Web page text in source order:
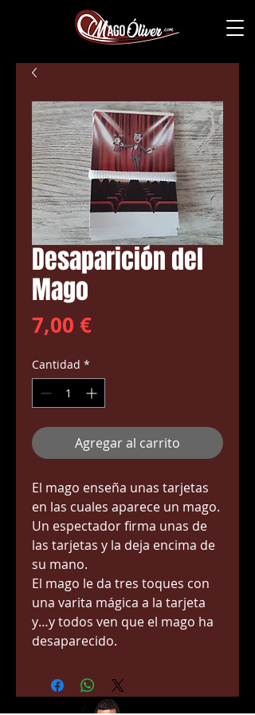
Desaparición del
Mago
7,00 €Precio
Cantidad *
Agregar al carrito
El mago enseña unas tarjetas
en las cuales aparece un mago.
Un espectador firma unas de
las tarjetas y la deja encima de
su mano.
El mago le da tres toques con
una varita mágica a la tarjeta
y…y todos ven que el mago ha
desaparecido.